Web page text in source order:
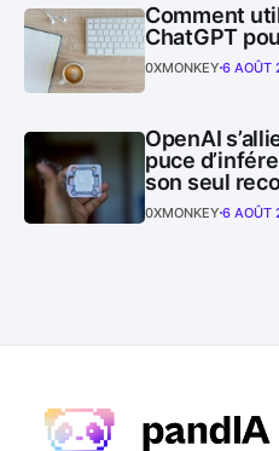
Comment
ChatGPT
0XMONKEY 6 AOÛT
OpenAI
puce
son seul
0XMONKEY 6 AOÛT